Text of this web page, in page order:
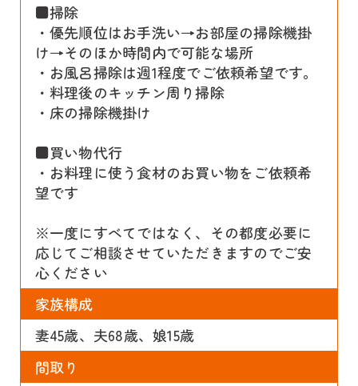
■掃除
・優先順位はお手洗い→お部屋の掃除機掛
け→そのほか時間内で可能な場所
・お風呂掃除は週1程度でご依頼希望です。
・料理後のキッチン周り掃除
・床の掃除機掛け
■買い物代行
・お料理に使う食材のお買い物をご依頼希
望です
※一度にすべてではなく、その都度必要に
応じてご相談させていただきますのでご安
心ください
家族構成
妻45歳、夫68歳、娘15歳
間取り